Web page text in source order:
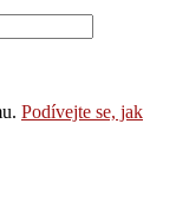
Podívejte se, jak